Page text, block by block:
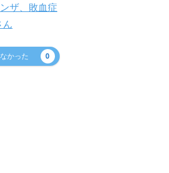
ザ、敗血症
ん
かった 0